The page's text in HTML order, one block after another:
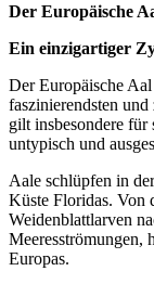
Der Europäische
Ein einzigartiger
Der Europäische
faszinierendsten
gilt insbesondere für
untypisch und
Aale schlüpfen in
Küste Floridas. Von
Weidenblattlarven
Meeresströmungen,
Europas.